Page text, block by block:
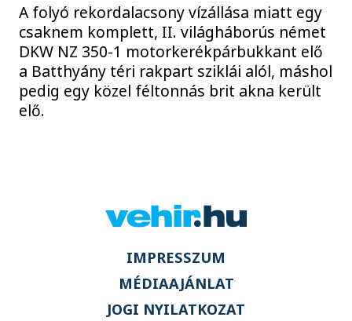
A folyó rekordalacsony vízállása miatt egy
csaknem komplett, II. világháborús német
DKW NZ 350-1 motorkerékpárbukkant elő
a Batthyány téri rakpart sziklái alól, máshol
pedig egy közel féltonnás brit akna került
elő.
IMPRESSZUM
MÉDIAAJÁNLAT
JOGI NYILATKOZAT